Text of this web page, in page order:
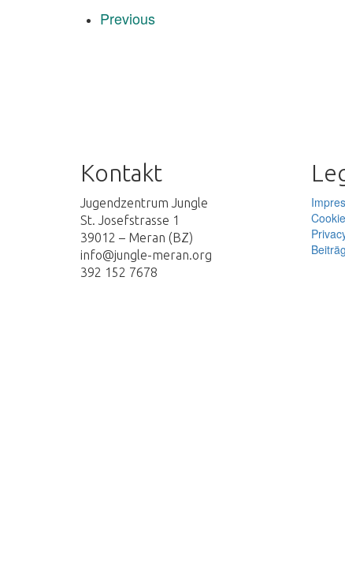
Previous
Kontakt
Jugendzentrum Jungle
St. Josefstrasse 1
39012 – Meran (BZ)
info@jungle-meran.org
392 152 7678